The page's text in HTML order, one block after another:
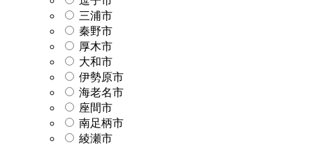
三浦市
秦野市
厚木市
大和市
伊勢原市
海老名市
座間市
南足柄市
綾瀬市